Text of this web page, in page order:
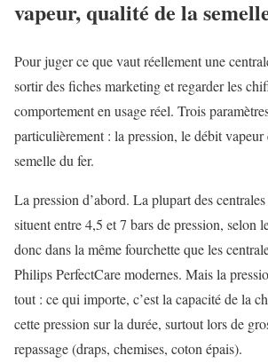
vapeur, qualité de la
Pour juger ce que vaut réellement une
sortir des fiches marketing et regarder les
comportement en usage réel. Trois
particulièrement : la pression, le débit
semelle du fer.
La pression d’abord. La plupart des
situent entre 4,5 et 7 bars de pression, selon
donc dans la même fourchette que les
Philips PerfectCare modernes. Mais la
tout : ce qui importe, c’est la capacité de la
cette pression sur la durée, surtout lors de
repassage (draps, chemises, coton épais).